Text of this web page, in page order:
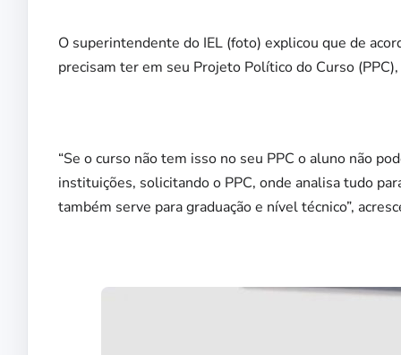
O superintendente do IEL (foto) explicou que de
precisam ter em seu Projeto Político do Curso
“Se o curso não tem isso no seu PPC o aluno não
instituições, solicitando o PPC, onde analisa tudo
também serve para graduação e nível técnico”,